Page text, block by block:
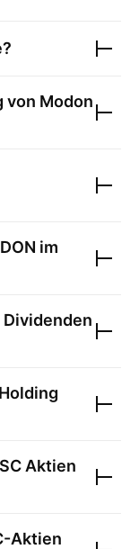
von Modon
im
Dividenden
Aktien
-Aktien